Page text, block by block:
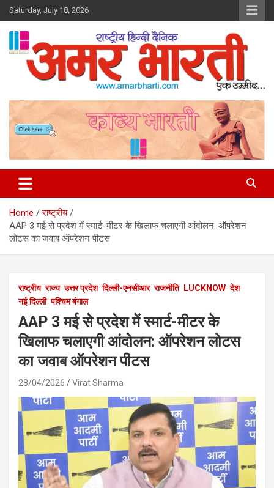
Skip
to
content
Saturday, July 18, 2026
Amar Bharti Media Group
Home
राष्ट्रीय
AAP 3 मई से प्रदेश में स्मार्ट-मीटर के खिलाफ चलाएगी आंदोलन: ऑपरेशन
लोटस का जवाब ऑपरेशन पीटस
राष्ट्रीय राज्य उत्तर प्रदेश दिल्ली-एनसीआर राजनीति LUCKNOW देश
नई दिल्ली पश्चिम बंगाल
AAP 3 मई से प्रदेश में स्मार्ट-मीटर के
खिलाफ चलाएगी आंदोलन: ऑपरेशन लोटस
का जवाब ऑपरेशन पीटस
28/04/2026 Virat Sharma